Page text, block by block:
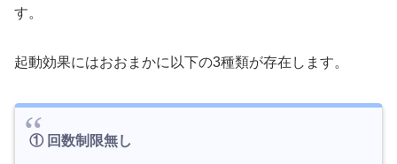
す。
起動効果にはおおまかに以下の3種類が存在します。
① 回数制限無し